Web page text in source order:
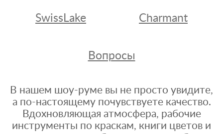
SwissLake Charmant
Вопросы
В нашем шоу-руме вы не просто увидите,
а по-настоящему почувствуете качество.
Вдохновляющая атмосфера, рабочие
инструменты по краскам, книги цветов и